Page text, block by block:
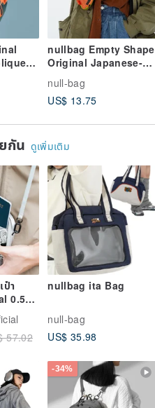
nullbag Empty Shape
Original Japanese-
Style Earphone
Pouch, Bag Charm,
Mini Bag, Key Pouch,
Small Bag, Coin
Purse
null-bag
US$ 13.75
กัน ดูเพิ่มเติม
ป๋า
0.5L
ป๋า
57.02
nullbag ita Bag
null-bag
US$ 35.98
-34%